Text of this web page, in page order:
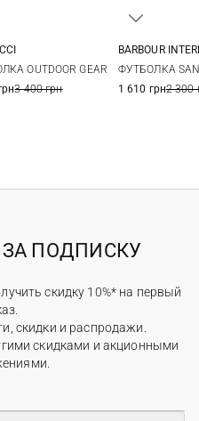
OUTDOOR GEAR
3 400 грн
BARBOUR
ФУТБОЛКА
1 610 грн2 300
ЗА ПОДПИСКУ
скидку 10%* на первый
скидки и распродажи.
скидками и акционными